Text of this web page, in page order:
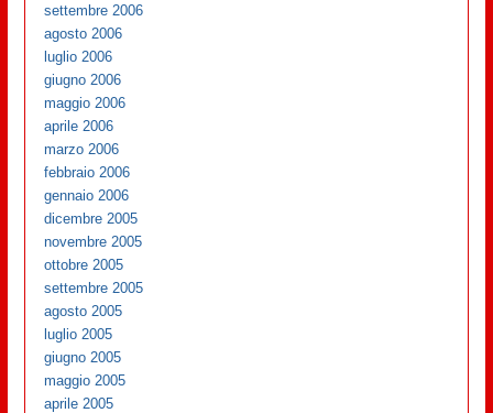
settembre 2006
agosto 2006
luglio 2006
giugno 2006
maggio 2006
aprile 2006
marzo 2006
febbraio 2006
gennaio 2006
dicembre 2005
novembre 2005
ottobre 2005
settembre 2005
agosto 2005
luglio 2005
giugno 2005
maggio 2005
aprile 2005